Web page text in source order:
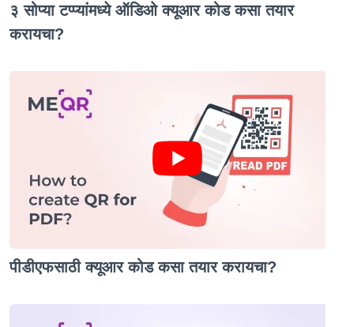
३ सोप्या टप्प्यांमध्ये ऑडिओ क्यूआर कोड कसा तयार
करायचा?
पीडीएफसाठी क्यूआर कोड कसा तयार करायचा?